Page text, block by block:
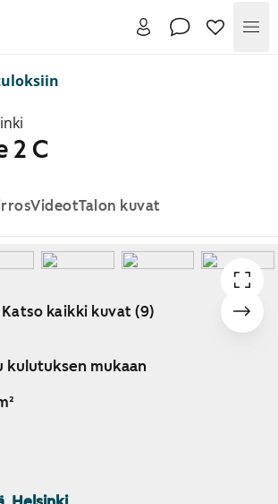
2 C
VideotTalon kuvat
Katso kaikki kuvat (9)
kulutuksen mukaan